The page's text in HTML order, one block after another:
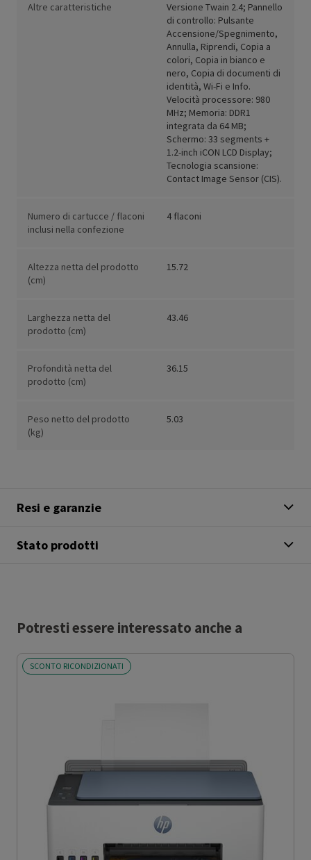
Altre caratteristiche
Versione Twain 2.4; Pannello
di controllo: Pulsante
Accensione/Spegnimento,
Annulla, Riprendi, Copia a
colori, Copia in bianco e
nero, Copia di documenti di
identità, Wi-Fi e Info.
Velocità processore: 980
MHz; Memoria: DDR1
integrata da 64 MB;
Schermo: 33 segments +
1.2-inch iCON LCD Display;
Tecnologia scansione:
Contact Image Sensor (CIS).
Numero di cartucce / flaconi
inclusi nella confezione
4 flaconi
Altezza netta del prodotto
(cm)
15.72
Larghezza netta del
prodotto (cm)
43.46
Profondità netta del
prodotto (cm)
36.15
Peso netto del prodotto
(kg)
5.03
Resi e garanzie
Stato prodotti
Potresti essere interessato anche a
SCONTO RICONDIZIONATI